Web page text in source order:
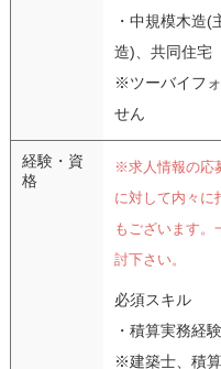
・中規模木造
造)、共同住宅
※ツーバイフ
せん
経験・資
格
※求人情報の応
に対して内々に
もございます。
討下さい。
必須スキル
・積算実務経験
※建築士、積